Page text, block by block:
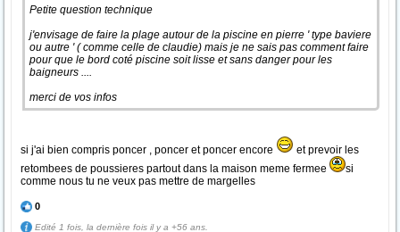
Petite question technique
j'envisage de faire la plage autour de la piscine en pierre ' type baviere
ou autre ' ( comme celle de claudie) mais je ne sais pas comment faire
pour que le bord coté piscine soit lisse et sans danger pour les
baigneurs ....
merci de vos infos
si j'ai bien compris poncer , poncer et poncer encore
et prevoir les
retombees de poussieres partout dans la maison meme fermee
si
comme nous tu ne veux pas mettre de margelles
0
Edité 1 fois, la dernière fois il y a +56 ans.